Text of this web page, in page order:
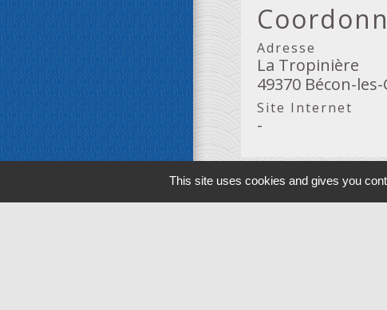
Adresse
La Tropinière
49370 Bécon-
Site Internet
-
This site uses cookies and gives you